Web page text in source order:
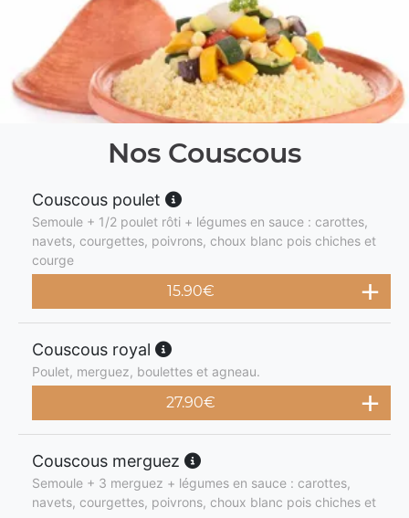
Nos Couscous
Couscous poulet
Semoule + 1/2 poulet rôti + légumes en sauce : carottes,
navets, courgettes, poivrons, choux blanc pois chiches et
courge
15.90€
Couscous royal
Poulet, merguez, boulettes et agneau.
27.90€
Couscous merguez
Semoule + 3 merguez + légumes en sauce : carottes,
navets, courgettes, poivrons, choux blanc pois chiches et